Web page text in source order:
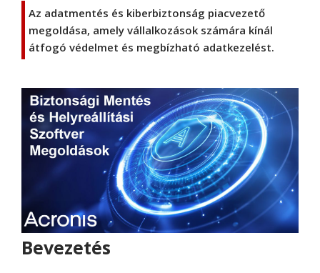
Az adatmentés és kiberbiztonság piacvezető
megoldása, amely vállalkozások számára kínál
átfogó védelmet és megbízható adatkezelést.
Bevezetés